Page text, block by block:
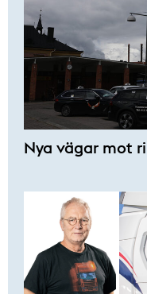
Nya vägar mot